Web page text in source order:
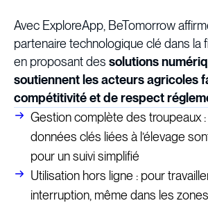
Avec ExploreApp, BeTomorrow
partenaire technologique clé dans la
en proposant des solutions
soutiennent les acteurs agricoles
compétitivité et de respect
Gestion complète des troupeaux
données clés liées à l’élevage
pour un suivi simplifié
Utilisation hors ligne : pour
interruption, même dans les